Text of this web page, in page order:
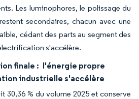
Les luminophores, le polissage du
secondaires, chacun avec une
cédant des parts au segment des
s'accélère.
finale : l'énergie propre
industrielle s'accélère
30,36 % du volume 2025 et conserve